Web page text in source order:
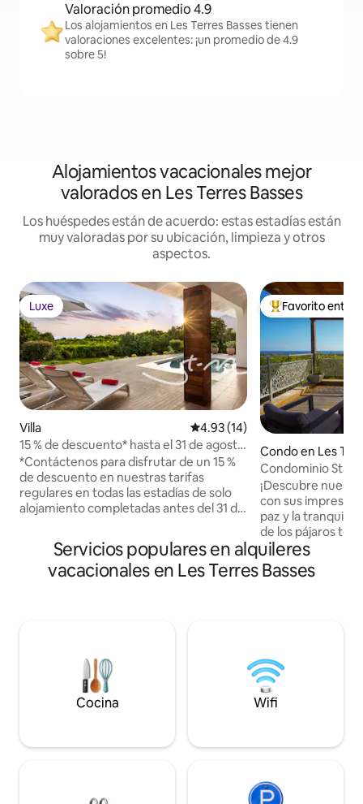
Valoración promedio 4.9
Los alojamientos en Les Terres Basses tienen
valoraciones excelentes: ¡un promedio de 4.9
sobre 5!
Alojamientos vacacionales mejor
valorados en Les Terres Basses
Los huéspedes están de acuerdo: estas estadías están
muy valoradas por su ubicación, limpieza y otros
aspectos.
Luxe
Luxe
Villa Calificación promedio: 4.93 de
4.93 (14)
15 % de descuento* hasta el 31 de agosto
de 2026: Villa Litchi
*Contáctenos para disfrutar de un 15 %
de descuento en nuestras tarifas
regulares en todas las estadías de solo
alojamiento completadas antes del 31 de
alojarte en esta villa de dos dormitorios,
bellamente renovada, donde las
impresionantes vistas al océano ofrecen
atemporal de la vida tropical, creando el
entorno perfecto para una escapada
inolvidable.
Favorito entre
Favorito entre
Condo en Les
Condominio
Kombawa
¡Descubre
con sus
paz y la
de los pájaros te
pilas! La exclusiva
Prunes está a
¡donde puedes
agradable
la puesta de sol.
escenario y
garantizadas!
Servicios populares en alquileres
vacacionales en Les Terres Basses
Cocina Wifi